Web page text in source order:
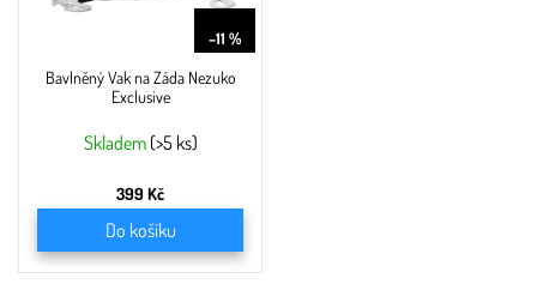
–11 %
Bavlněný Vak na Záda Nezuko
Exclusive
Skladem (>5 ks)
399 Kč
Do košíku